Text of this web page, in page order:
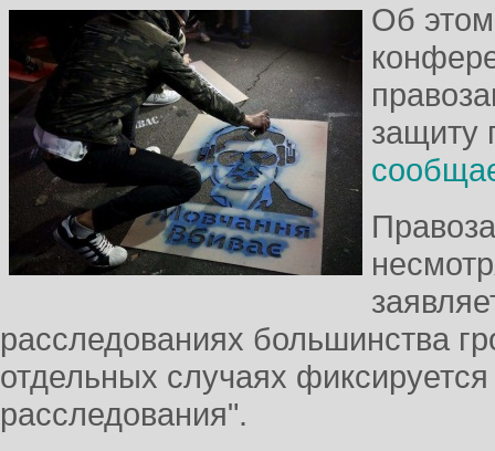
Об
защиту
расследованиях большинства
отдельных случаях
расследования".